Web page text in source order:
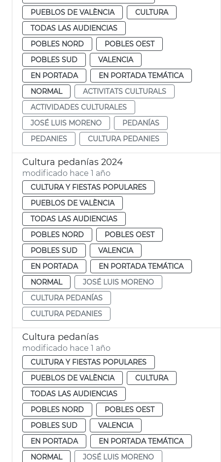
PUEBLOS DE VALÈNCIA
CULTURA
TODAS LAS AUDIENCIAS
POBLES NORD
POBLES OEST
POBLES SUD
VALENCIA
EN PORTADA
EN PORTADA TEMÁTICA
NORMAL
ACTIVITATS CULTURALS
ACTIVIDADES CULTURALES
JOSÉ LUIS MORENO
PEDANÍAS
PEDANIES
CULTURA PEDANIES
Cultura pedanías 2024
modificado hace 1 año
CULTURA Y FIESTAS POPULARES
PUEBLOS DE VALÈNCIA
TODAS LAS AUDIENCIAS
POBLES NORD
POBLES OEST
POBLES SUD
VALENCIA
EN PORTADA
EN PORTADA TEMÁTICA
NORMAL
JOSÉ LUIS MORENO
CULTURA PEDANÍAS
CULTURA PEDANIES
Cultura pedanías
modificado hace 1 año
CULTURA Y FIESTAS POPULARES
PUEBLOS DE VALÈNCIA
CULTURA
TODAS LAS AUDIENCIAS
POBLES NORD
POBLES OEST
POBLES SUD
VALENCIA
EN PORTADA
EN PORTADA TEMÁTICA
NORMAL
JOSÉ LUIS MORENO